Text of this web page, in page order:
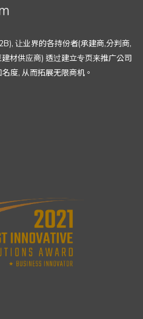
让业界的各持份者(承建商,分判商,
材供应商) 透过建立专页来推广公司
度, 从而拓展无限商机。